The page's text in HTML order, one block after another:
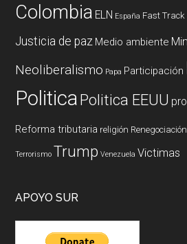
Colombia ELN España Fast Track
Justicia de paz Medio ambiente
Neoliberalismo Papa Participación
PoliticaPolitica EEUU
Reforma tributaria religión Renegociación
Terrorismo Trump Venezuela Victimas
APOYO SUR